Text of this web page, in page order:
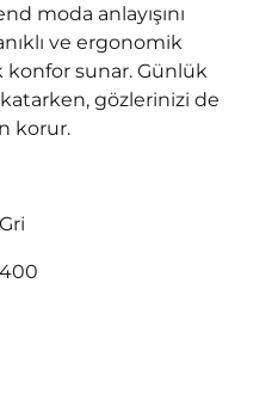
moda anlayışını
ve ergonomik
konfor sunar. Günlük
katarken, gözlerinizi de
korur.